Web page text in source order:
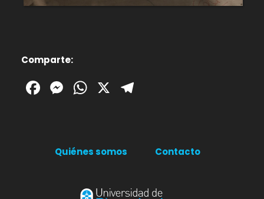
Comparte:
Facebook
Messenger
WhatsApp
X
Quiénes somos Contacto